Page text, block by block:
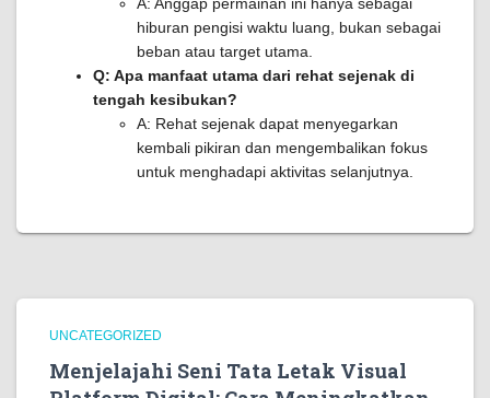
hiburan pengisi waktu luang, bukan sebagai
beban atau target utama.
Q: Apa manfaat utama dari rehat sejenak di
tengah kesibukan?
A: Rehat sejenak dapat menyegarkan
kembali pikiran dan mengembalikan fokus
untuk menghadapi aktivitas selanjutnya.
UNCATEGORIZED
Menjelajahi Seni Tata Letak Visual